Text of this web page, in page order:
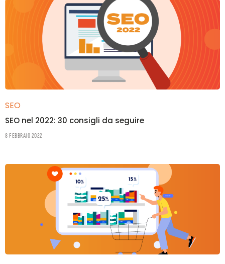
SEO
SEO nel 2022: 30 consigli da seguire
8 Febbraio 2022